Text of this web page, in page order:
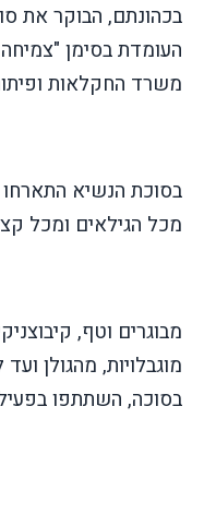
בכהונתם, הבוקר את
העומדת בסימן
משרד החקלאות
מכל הגילאים ומכל
מבוגרים וטף,
מוגבלויות, מהגולן
בסוכה, השתתפו